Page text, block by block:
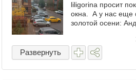
liligorina просит
окна. А у нас еще
золотой осени:
Развернуть